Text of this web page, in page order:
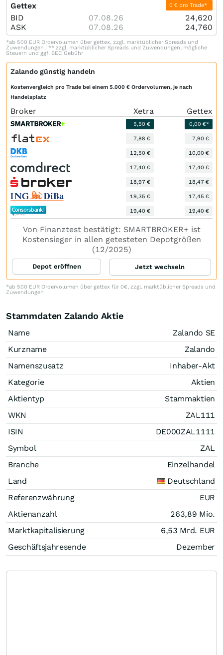
Gettex 0 € pro Trade*
BID 07.08.26
24,620
ASK
07.08.26 24,760
*ab 500 EUR Ordervolumen über gettex, zzgl. marktüblicher Spreads und
Zuwendungen | ** zzgl. marktüblicher Spreads und Zuwendungen, mögliche
Steuern und ggf. SEC Gebühr
Zalando günstig handeln
Kostenvergleich pro Trade bei einem 5.000 € Ordervolumen, je nach
Handelsplatz
Broker Xetra Gettex
5,50 € 0,00 €*
7,88 € 7,90 €
12,50 € 10,00 €
17,40 € 17,40 €
18,97 € 18,47 €
19,35 € 17,45 €
19,40 € 19,40 €
Von Finanztest bestätigt: SMARTBROKER+ ist
Kostensieger in allen getesteten Depotgrößen
(12/2025)
Depot eröffnen Jetzt wechseln
*ab 500 EUR Ordervolumen über gettex für 0€, zzgl. marktüblicher Spreads und
Zuwendungen
Stammdaten Zalando Aktie
Name
Zalando SE
Kurzname
Zalando
Namenszusatz
Inhaber-Akt
Kategorie
Aktien
Aktientyp
Stammaktien
WKN
ZAL111
ISIN
DE000ZAL1111
Symbol
ZAL
Branche
Einzelhandel
Land
Deutschland
Referenzwährung
EUR
Aktienanzahl
263,89 Mio.
Marktkapitalisierung
6,53 Mrd. EUR
Geschäftsjahresende
Dezember